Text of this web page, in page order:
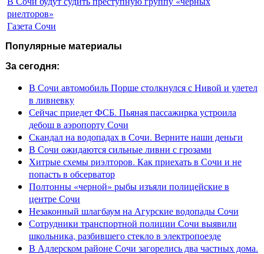
риелторов»
Газета Сочи
Популярные материалы
За сегодня:
В Сочи автомобиль Порше столкнулся с Нивой и улетел
в ливневку
Сейчас приедет ФСБ. Пьяная пассажирка устроила
дебош в аэропорту Сочи
Скандал на водопадах в Сочи. Верните наши деньги
В Сочи ожидаются сильные ливни с грозами
Хитрые схемы риэлторов. Как приехать в Сочи и не
попасть в обсерватор
Полтонны «черной» рыбы изъяли полицейские в
центре Сочи
Незаконный шлагбаум на Агурские водопады Сочи
Сотрудники транспортной полиции Сочи выявили
школьника, разбившего стекло в электропоезде
В Адлерском районе Сочи загорелись два частных дома.